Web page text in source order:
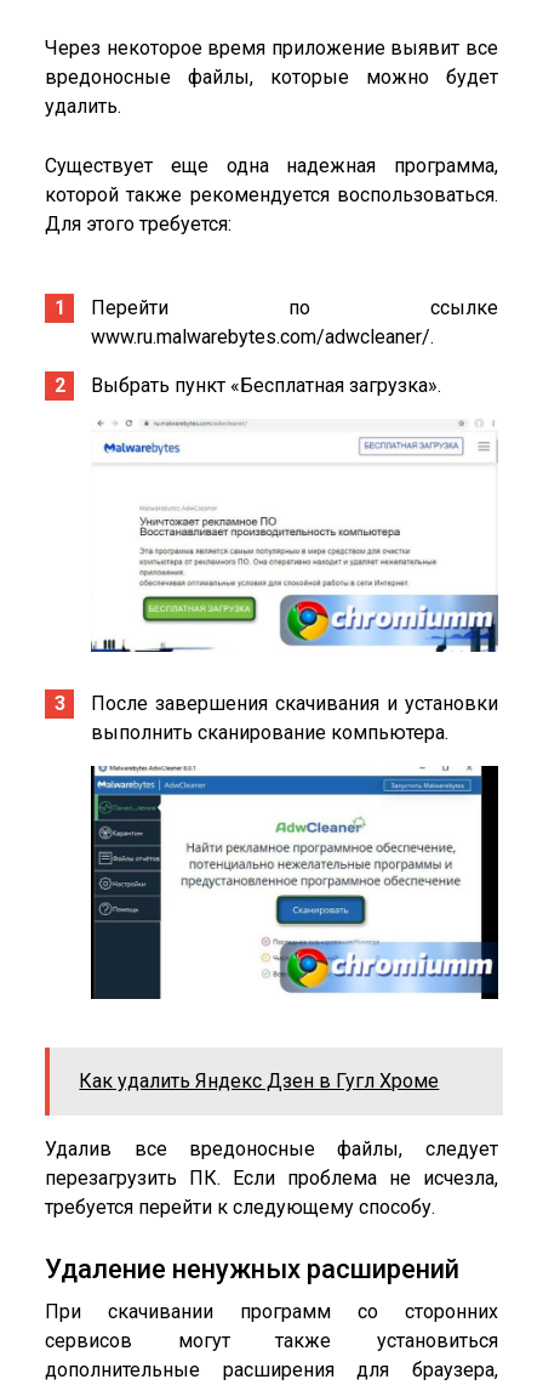
Через некоторое время приложение выявит все
вредоносные файлы, которые можно будет
удалить.
Существует еще одна надежная программа,
которой также рекомендуется воспользоваться.
Для этого требуется:
Перейти по ссылке
www.ru.malwarebytes.com/adwcleaner/.
Выбрать пункт «Бесплатная загрузка».
После завершения скачивания и установки
выполнить сканирование компьютера.
Как удалить Яндекс Дзен в Гугл Хроме
Удалив все вредоносные файлы, следует
перезагрузить ПК. Если проблема не исчезла,
требуется перейти к следующему способу.
Удаление ненужных расширений
При скачивании программ со сторонних
сервисов могут также установиться
дополнительные расширения для браузера,